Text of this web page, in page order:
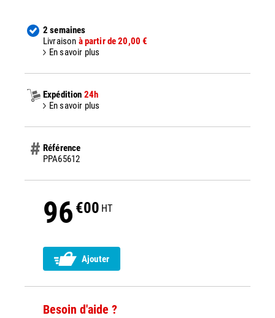
2 semaines
Livraison à partir de 20,00 €
En savoir plus
Expédition 24h
En savoir plus
Référence
PPA65612
96 €00 HT
Ajouter
Besoin d'aide ?